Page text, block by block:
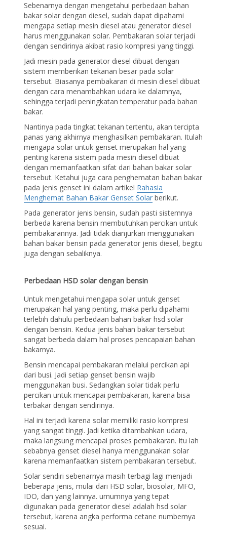
Sebenarnya dengan mengetahui perbedaan bahan
bakar solar dengan diesel, sudah dapat dipahami
mengapa setiap mesin diesel atau generator diesel
harus menggunakan solar. Pembakaran solar terjadi
dengan sendirinya akibat rasio kompresi yang tinggi.
Jadi mesin pada generator diesel dibuat dengan
sistem memberikan tekanan besar pada solar
tersebut. Biasanya pembakaran di mesin diesel dibuat
dengan cara menambahkan udara ke dalamnya,
sehingga terjadi peningkatan temperatur pada bahan
bakar.
Nantinya pada tingkat tekanan tertentu, akan tercipta
panas yang akhirnya menghasilkan pembakaran. Itulah
mengapa solar untuk genset merupakan hal yang
penting karena sistem pada mesin diesel dibuat
dengan memanfaatkan sifat dari bahan bakar solar
tersebut. Ketahui juga cara penghematan bahan bakar
pada jenis genset ini dalam artikel Rahasia
Menghemat Bahan Bakar Genset Solar berikut.
Pada generator jenis bensin, sudah pasti sistemnya
berbeda karena bensin membutuhkan percikan untuk
pembakarannya. Jadi tidak dianjurkan menggunakan
bahan bakar bensin pada generator jenis diesel, begitu
juga dengan sebaliknya.
Perbedaan HSD solar dengan bensin
Untuk mengetahui mengapa solar untuk genset
merupakan hal yang penting, maka perlu dipahami
terlebih dahulu perbedaan bahan bakar hsd solar
dengan bensin. Kedua jenis bahan bakar tersebut
sangat berbeda dalam hal proses pencapaian bahan
bakarnya.
Bensin mencapai pembakaran melalui percikan api
dari busi. Jadi setiap genset bensin wajib
menggunakan busi. Sedangkan solar tidak perlu
percikan untuk mencapai pembakaran, karena bisa
terbakar dengan sendirinya.
Hal ini terjadi karena solar memiliki rasio kompresi
yang sangat tinggi. Jadi ketika ditambahkan udara,
maka langsung mencapai proses pembakaran. Itu lah
sebabnya genset diesel hanya menggunakan solar
karena memanfaatkan sistem pembakaran tersebut.
Solar sendiri sebenarnya masih terbagi lagi menjadi
beberapa jenis, mulai dari HSD solar, biosolar, MFO,
IDO, dan yang lainnya. umumnya yang tepat
digunakan pada generator diesel adalah hsd solar
tersebut, karena angka performa cetane numbernya
sesuai.